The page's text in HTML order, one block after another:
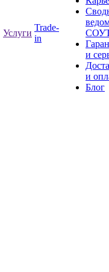
Услуги
Trade-
in
и
и
Блог